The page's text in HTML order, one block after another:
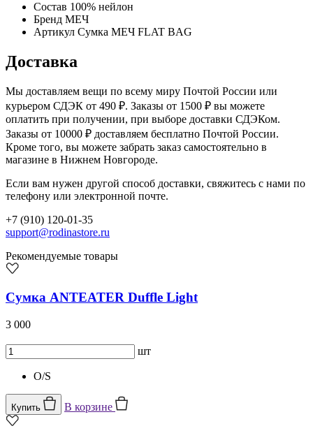
Состав 100% нейлон
Бренд МЕЧ
Артикул Сумка МЕЧ FLAT BAG
Доставка
Мы доставляем вещи по всему миру Почтой России или
курьером СДЭК от 490 ₽. Заказы от 1500 ₽ вы можете
оплатить при получении, при выборе доставки СДЭКом.
Заказы от 10000 ₽ доставляем бесплатно Почтой России.
Кроме того, вы можете забрать заказ самостоятельно в
магазине в Нижнем Новгороде.
Если вам нужен другой способ доставки, свяжитесь с нами по
телефону или электронной почте.
+7 (910) 120-01-35
support@rodinastore.ru
Рекомендуемые товары
Сумка ANTEATER Duffle Light
3 000
шт
O/S
Купить В корзине